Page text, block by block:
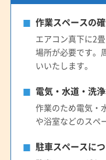
作業スペースの
エアコン真下に2
場所が必要です。
いいたします。
電気・水道・洗
作業のため電気・
や浴室などのスペ
駐車スペースに